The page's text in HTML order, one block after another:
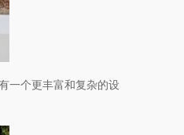
一个更丰富和复杂的设